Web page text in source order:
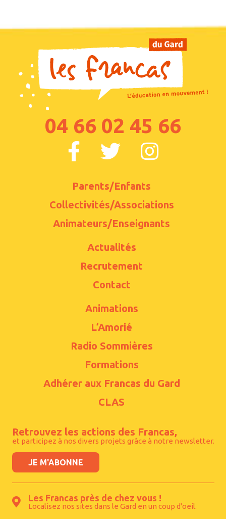
04 66 02 45 66
Parents/Enfants
Collectivités/Associations
Animateurs/Enseignants
Actualités
Recrutement
Contact
Animations
L’Amorié
Radio Sommières
Formations
Adhérer aux Francas du Gard
CLAS
Retrouvez les actions des Francas,
et participez à nos divers projets grâce à notre newsletter.
JE M'ABONNE
Les Francas près de chez vous !
Localisez nos sites dans le Gard en un coup d'oeil.